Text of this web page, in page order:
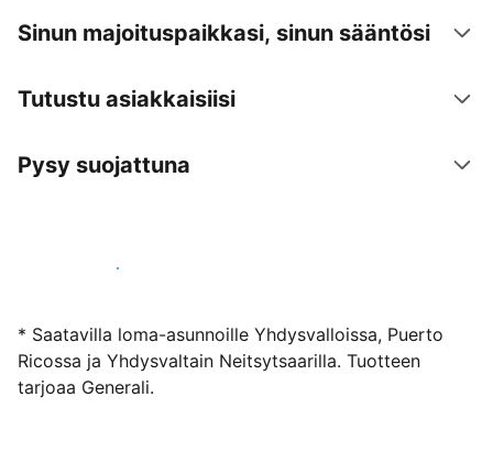
Sinun majoituspaikkasi, sinun sääntösi
Tutustu asiakkaisiisi
Pysy suojattuna
Ryhdy majoittajaksi
* Saatavilla loma-asunnoille Yhdysvalloissa, Puerto
Ricossa ja Yhdysvaltain Neitsytsaarilla. Tuotteen
tarjoaa Generali.